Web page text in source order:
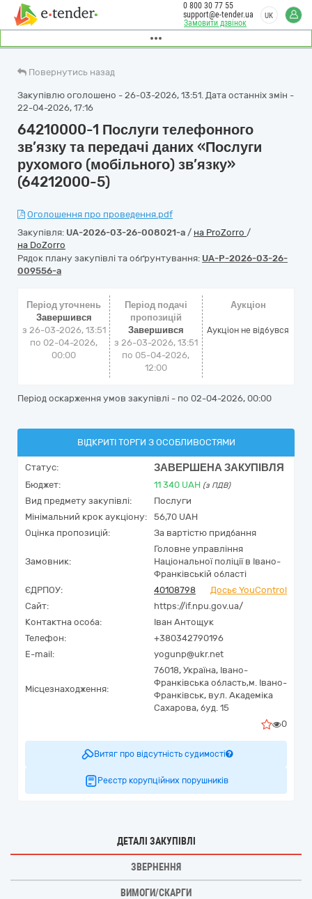
Замовити дзвінок
0 800 30 77 55
support@e-tender.ua
UK
Повернутись назад
Закупівлю оголошено - 26-03-2026, 13:51. Дата останніх змін -
22-04-2026, 17:16
64210000-1 Послуги телефонного
зв’язку та передачі даних «Послуги
рухомого (мобільного) зв’язку»
(64212000-5)
Оголошення про проведення.pdf
Закупівля: UA-2026-03-26-008021-a / на ProZorro /
на DoZorro
Рядок плану закупівлі та обґрунтування: UA-P-2026-03-26-
009556-a
Період уточнень
Завершився
з 26-03-2026, 13:51
по 02-04-2026,
00:00
Період подачі
пропозицій
Завершився
з 26-03-2026, 13:51
по 05-04-2026,
12:00
Аукціон
Аукціон не відбувся
Період оскарження умов закупівлі - по 02-04-2026, 00:00
ВІДКРИТІ ТОРГИ З ОСОБЛИВОСТЯМИ
Статус: ЗАВЕРШЕНА ЗАКУПІВЛЯ
Бюджет: 11 340 UAH (з ПДВ)
Вид предмету закупівлі:
Послуги
Мінімальний крок аукціону:
56,70 UAH
Оцінка пропозицій:
За вартістю придбання
Замовник:
Головне управління
Національної поліції в Івано-
Франківській області
ЄДРПОУ:
40108798
Досьє YouControl
Сайт:
https://if.npu.gov.ua/
Контактна особа:
Іван Антощук
Телефон:
+380342790196
E-mail:
yogunp@ukr.net
Місцезнаходження:
76018, Україна, Івано-
Франківська область,м. Івано-
Франківськ, вул. Академіка
Сахарова, буд. 15
0
Витяг про відсутність судимості
Реєстр корупційних порушників
ДЕТАЛІ ЗАКУПІВЛІ
ЗВЕРНЕННЯ
ВИМОГИ/СКАРГИ